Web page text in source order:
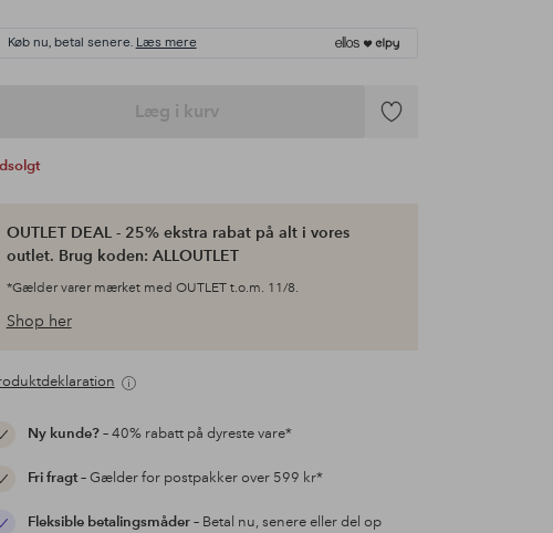
Køb nu, betal senere. Læs mere
Læg i kurv
Tilføj
OUTLET DEAL - 25% ekstra rabat på alt i vores
outlet. Brug koden: ALLOUTLET
*Gælder varer mærket med OUTLET t.o.m. 11/8.
Shop her
Ny kunde?– 40% rabatt på dyreste vare*
Fri fragt– Gælder for postpakker over 599 kr*
Fleksible betalingsmåder– Betal nu, senere eller del op